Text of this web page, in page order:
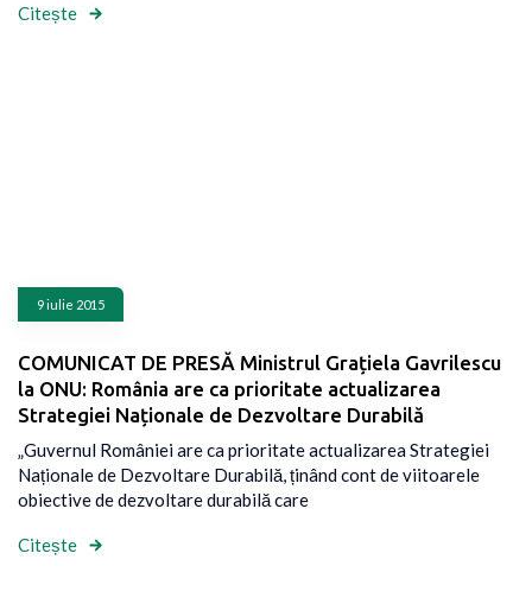
Citește
9 iulie 2015
COMUNICAT DE PRESĂ Ministrul Grațiela Gavrilescu
la ONU: România are ca prioritate actualizarea
Strategiei Naționale de Dezvoltare Durabilă
„Guvernul României are ca prioritate actualizarea Strategiei
Naționale de Dezvoltare Durabilă, ținând cont de viitoarele
obiective de dezvoltare durabilă care
Citește